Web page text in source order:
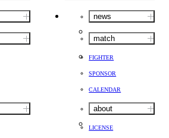
news
match
FIGHTER
SPONSOR
CALENDAR
about
LICENSE